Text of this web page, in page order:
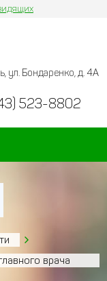
ул. Бондаренко, д. 4А
523-8802
врача